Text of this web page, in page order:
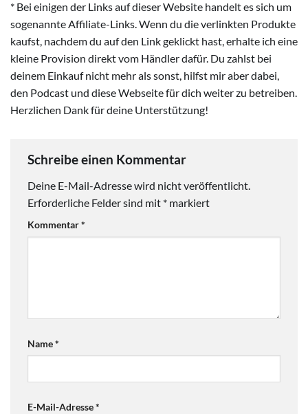
* Bei einigen der Links auf dieser Website handelt es sich um
sogenannte Affiliate-Links. Wenn du die verlinkten Produkte
kaufst, nachdem du auf den Link geklickt hast, erhalte ich eine
kleine Provision direkt vom Händler dafür. Du zahlst bei
deinem Einkauf nicht mehr als sonst, hilfst mir aber dabei,
den Podcast und diese Webseite für dich weiter zu betreiben.
Herzlichen Dank für deine Unterstützung!
Schreibe einen Kommentar
Deine E-Mail-Adresse wird nicht veröffentlicht.
Erforderliche Felder sind mit * markiert
Kommentar*
Name*
E-Mail-Adresse*